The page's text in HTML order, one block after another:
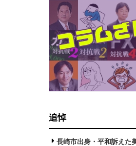
追悼
長崎市出身・平和訴えた